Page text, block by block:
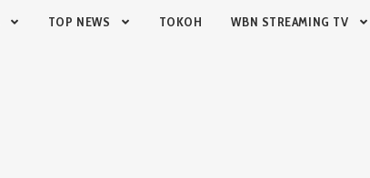
TOP NEWS TOKOH WBN STREAMING TV